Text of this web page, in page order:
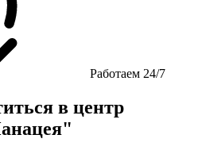
Работаем 24/7
в центр